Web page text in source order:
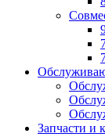
Запчасти и